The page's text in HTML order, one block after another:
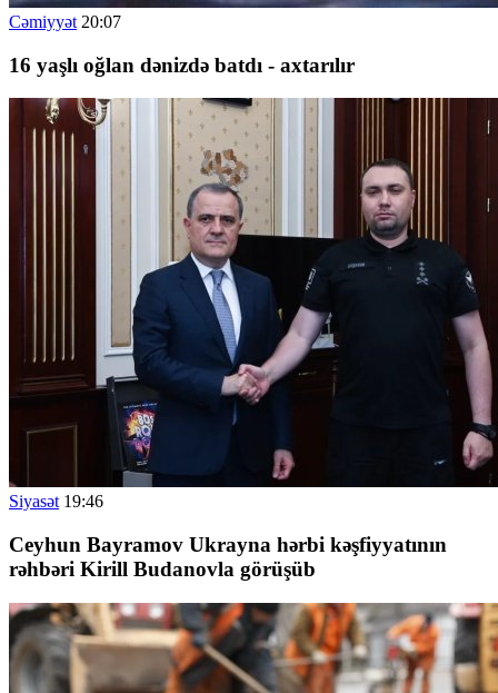
Cəmiyyət 20:07
16 yaşlı oğlan dənizdə batdı - axtarılır
Siyasət 19:46
Ceyhun Bayramov Ukrayna hərbi kəşfiyyatının
rəhbəri Kirill Budanovla görüşüb